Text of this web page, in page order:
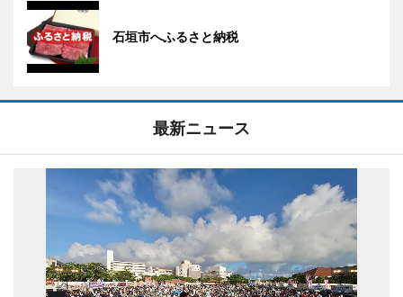
石垣市へふるさと納税
最新ニュース